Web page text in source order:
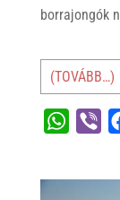
borrajongók
(TOVÁBB…)